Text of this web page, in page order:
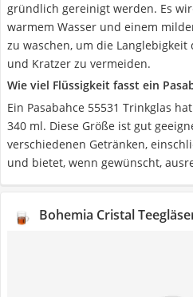
gründlich gereinigt werden. Es
warmem Wasser und einem
zu waschen, um die Langlebigkeit
und Kratzer zu vermeiden.
Wie viel Flüssigkeit fasst ein
Ein Pasabahce 55531 Trinkglas
340 ml. Diese Größe ist gut
verschiedenen Getränken,
und bietet, wenn gewünscht,
Bohemia Cristal